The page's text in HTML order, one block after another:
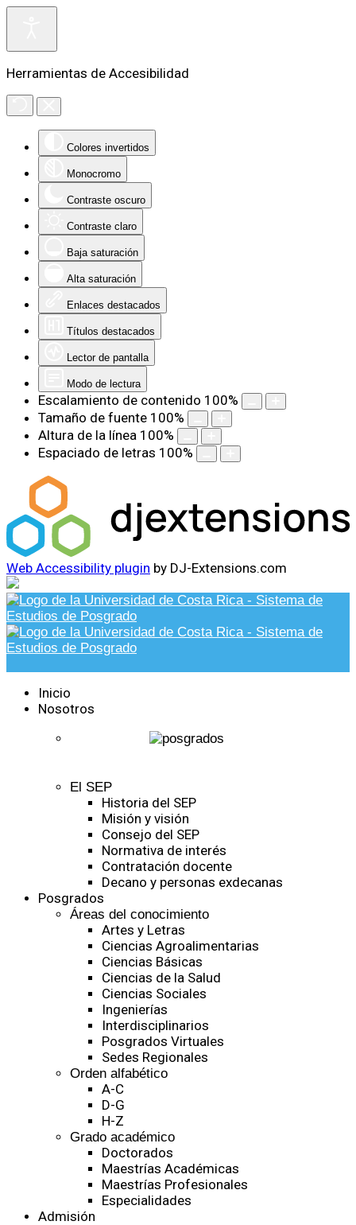
Herramientas de Accesibilidad
Colores invertidos
Monocromo
Contraste oscuro
Contraste claro
Baja saturación
Alta saturación
Enlaces destacados
Títulos destacados
Lector de pantalla
Modo de lectura
Escalamiento de contenido 100%
Tamaño de fuente 100%
Altura de la línea 100%
Espaciado de letras 100%
Web Accessibility plugin by DJ-Extensions.com
Inicio
Nosotros
El SEP
Historia del SEP
Misión y visión
Consejo del SEP
Normativa de interés
Contratación docente
Decano y personas exdecanas
Posgrados
Áreas del conocimiento
Artes y Letras
Ciencias Agroalimentarias
Ciencias Básicas
Ciencias de la Salud
Ciencias Sociales
Ingenierías
Interdisciplinarios
Posgrados Virtuales
Sedes Regionales
Orden alfabético
A-C
D-G
H-Z
Grado académico
Doctorados
Maestrías Académicas
Maestrías Profesionales
Especialidades
Admisión